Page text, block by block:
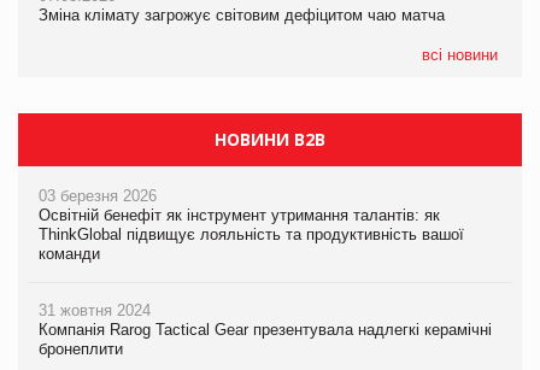
Зміна клімату загрожує світовим дефіцитом чаю матча
всі новини
Зміна клімату загрожує світовим дефіцитом чаю матча
НОВИНИ B2B
03 березня 2026
Освітній бенефіт як інструмент утримання талантів: як
ThinkGlobal підвищує лояльність та продуктивність вашої
команди
31 жовтня 2024
Компанія Rarog Tactical Gear презентувала надлегкі керамічні
бронеплити